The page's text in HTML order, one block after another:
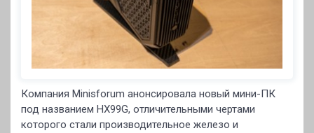
Компания Minisforum анонсировала новый мини-ПК
под названием HX99G, отличительными чертами
которого стали производительное железо и